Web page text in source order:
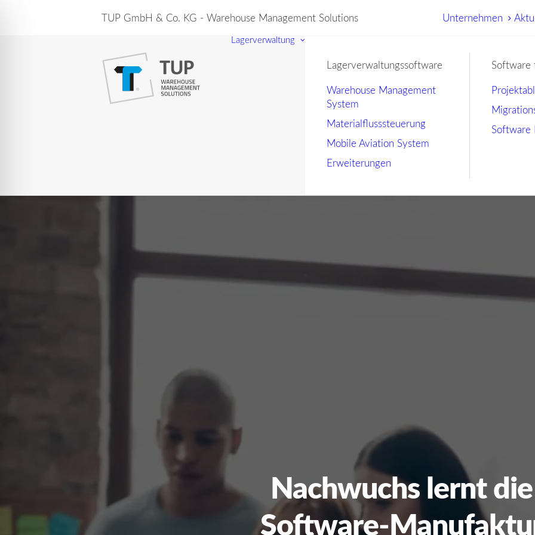
TUP GmbH & Co. KG - Warehouse Management Solutions Unternehmen
Lagerverwaltung
Lagerverwaltungssoftware
Warehouse Management
System
Materialflusssteuerung
Mobile Aviation System
Erweiterungen
Software
Nachwuchs lernt die
Software-